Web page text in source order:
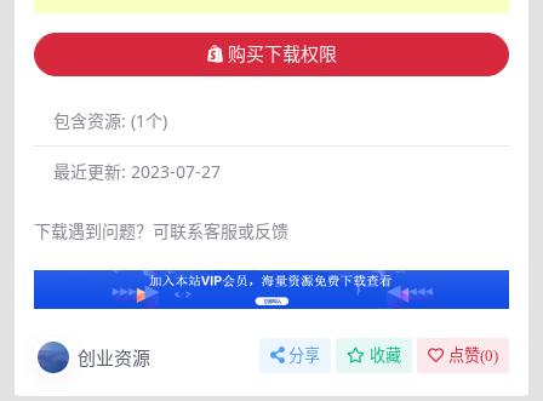
购买下载权限
包含资源: (1个)
最近更新: 2023-07-27
下载遇到问题？可联系客服或反馈
创业资源 分享 收藏 点赞(0)